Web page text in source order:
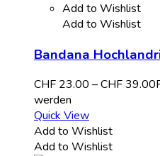
Add to Wishlist
Add to Wishlist
Bandana
CHF 23.00 –CHF39.00
werden
Quick View
Add to Wishlist
Add to Wishlist